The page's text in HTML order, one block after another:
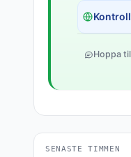
Hoppa
SENASTE TIMMEN